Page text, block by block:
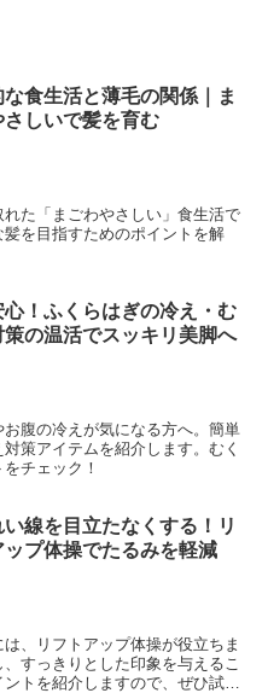
食生活と薄毛の関係｜ま
さしいで髪を育む
た「まごわやさしい」食生活で
を目指すためのポイントを解
心！ふくらはぎの冷え・む
策の温活でスッキリ美脚へ
腹の冷えが気になる方へ。簡単
策アイテムを紹介します。むく
チェック！
い線を目立たなくする！リ
ップ体操でたるみを軽減
、リフトアップ体操が役立ちま
すっきりとした印象を与えるこ
トを紹介しますので、ぜひ試し